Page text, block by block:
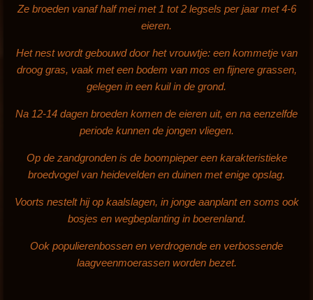
Ze broeden vanaf half mei met 1 tot 2 legsels per jaar met 4-6
eieren.
Het nest wordt gebouwd door het vrouwtje: een kommetje van
droog gras, vaak met een bodem van mos en fijnere grassen,
gelegen in een kuil in de grond.
Na 12-14 dagen broeden komen de eieren uit, en na eenzelfde
periode kunnen de jongen vliegen.
Op de zandgronden is de boompieper een karakteristieke
broedvogel van heidevelden en duinen met enige opslag.
Voorts nestelt hij op kaalslagen, in jonge aanplant en soms ook
bosjes en wegbeplanting in boerenland.
Ook populierenbossen en verdrogende en verbossende
laagveenmoerassen worden bezet.